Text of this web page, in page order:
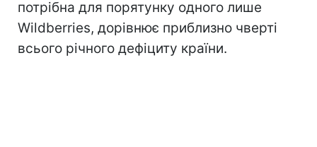
потрібна для порятунку одного лише
Wildberries, дорівнює приблизно чверті
всього річного дефіциту країни.